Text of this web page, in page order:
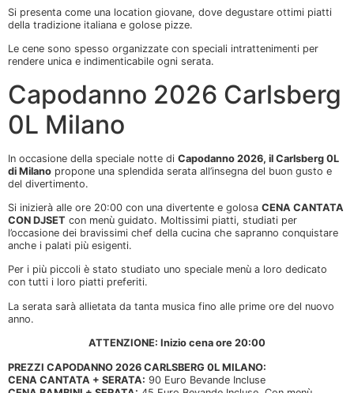
Si presenta come una location giovane, dove degustare ottimi piatti
della tradizione italiana e golose pizze.
Le cene sono spesso organizzate con speciali intrattenimenti per
rendere unica e indimenticabile ogni serata.
Capodanno 2026 Carlsberg
0L Milano
In occasione della speciale notte di Capodanno 2026, il Carlsberg 0L
di Milano propone una splendida serata all’insegna del buon gusto e
del divertimento.
Si inizierà alle ore 20:00 con una divertente e golosa CENA CANTATA
CON DJSET con menù guidato. Moltissimi piatti, studiati per
l’occasione dei bravissimi chef della cucina che sapranno conquistare
anche i palati più esigenti.
Per i più piccoli è stato studiato uno speciale menù a loro dedicato
con tutti i loro piatti preferiti.
La serata sarà allietata da tanta musica fino alle prime ore del nuovo
anno.
ATTENZIONE: Inizio cena ore 20:00
PREZZI CAPODANNO 2026 CARLSBERG 0L MILANO:
CENA CANTATA + SERATA: 90 Euro Bevande Incluse